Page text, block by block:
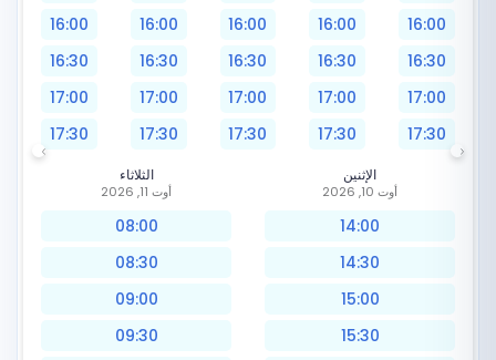
16:00
16:30
17:00
17:30
16:00
16:30
17:00
17:30
16:00
16:30
17:00
17:30
16:00
16:30
17:00
17:30
16:00
16:30
17:00
17:30
الثلاثاء
أوت 11, 2026
08:00
08:30
09:00
09:30
الإثنين
أوت 10, 2026
14:00
14:30
15:00
15:30